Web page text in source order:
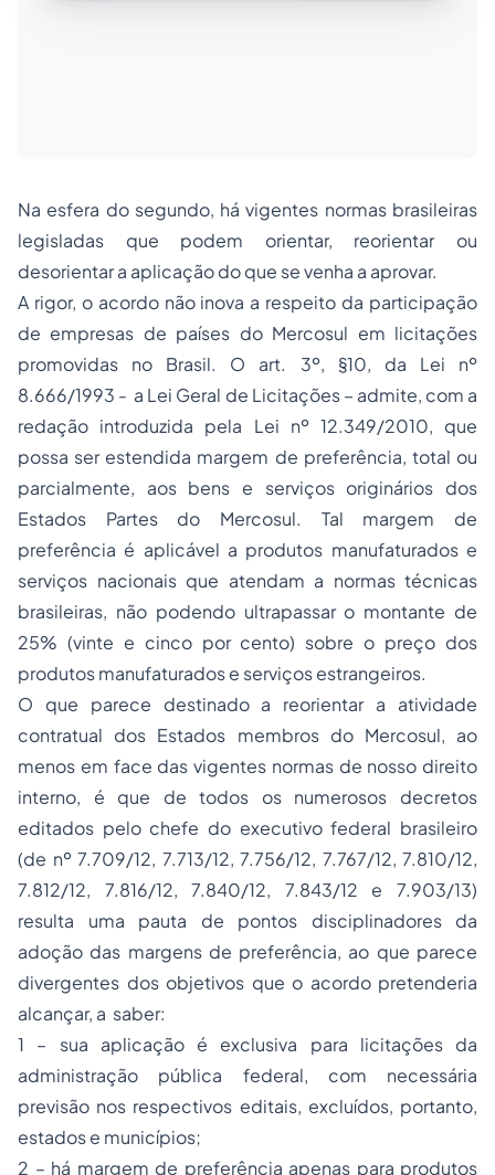
Na esfera do segundo, há vigentes normas brasileiras
legisladas que podem orientar, reorientar ou
desorientar a aplicação do que se venha a aprovar.
A rigor, o acordo não inova a respeito da participação
de empresas de países do Mercosul em licitações
promovidas no Brasil. O art. 3º, §10, da Lei nº
8.666/1993 - a Lei Geral de Licitações – admite, com a
redação introduzida pela Lei nº 12.349/2010, que
possa ser estendida margem de preferência, total ou
parcialmente, aos bens e serviços originários dos
Estados Partes do Mercosul. Tal margem de
preferência é aplicável a produtos manufaturados e
serviços nacionais que atendam a normas técnicas
brasileiras, não podendo ultrapassar o montante de
25% (vinte e cinco por cento) sobre o preço dos
produtos manufaturados e serviços estrangeiros.
O que parece destinado a reorientar a atividade
contratual dos Estados membros do Mercosul, ao
menos em face das vigentes normas de nosso direito
interno, é que de todos os numerosos decretos
editados pelo chefe do executivo federal brasileiro
(de nº 7.709/12, 7.713/12, 7.756/12, 7.767/12, 7.810/12,
7.812/12, 7.816/12, 7.840/12, 7.843/12 e 7.903/13)
resulta uma pauta de pontos disciplinadores da
adoção das margens de preferência, ao que parece
divergentes dos objetivos que o acordo pretenderia
alcançar, a saber:
1 – sua aplicação é exclusiva para licitações da
administração pública federal, com necessária
previsão nos respectivos editais, excluídos, portanto,
estados e municípios;
2 – há margem de preferência apenas para produtos